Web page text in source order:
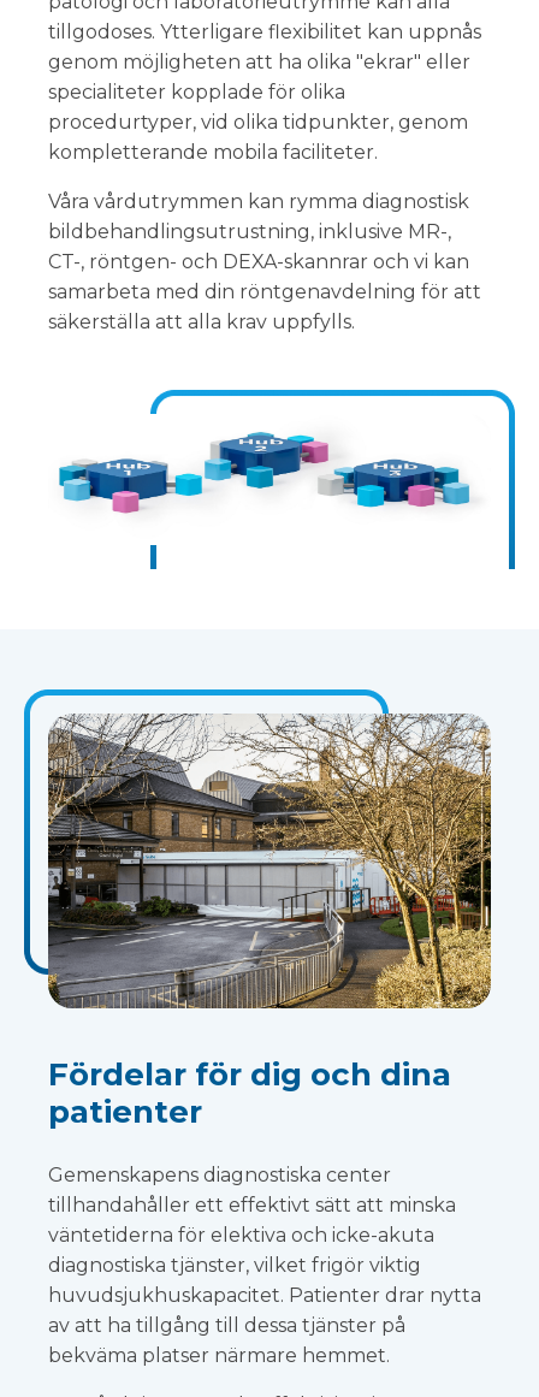
tillgodoses. Ytterligare flexibilitet kan uppnås
genom möjligheten att ha olika "ekrar" eller
specialiteter kopplade för olika
procedurtyper, vid olika tidpunkter, genom
kompletterande mobila faciliteter.
Våra vårdutrymmen kan rymma diagnostisk
bildbehandlingsutrustning, inklusive MR-,
CT-, röntgen- och DEXA-skannrar och vi kan
samarbeta med din röntgenavdelning för att
säkerställa att alla krav uppfylls.
Fördelar för dig och dina
patienter
Gemenskapens diagnostiska center
tillhandahåller ett effektivt sätt att minska
väntetiderna för elektiva och icke-akuta
diagnostiska tjänster, vilket frigör viktig
huvudsjukhuskapacitet. Patienter drar nytta
av att ha tillgång till dessa tjänster på
bekväma platser närmare hemmet.